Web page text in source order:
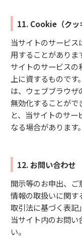
11. Cookie（クッ
当サイトのサービ
用することがありま
サイトのサービスの
上に資するもので
は、ウェブブラウ
無効化することが
と、当サイトのサ
なる場合があります。
12. お問い合わせ
開示等のお申出、ご
情報の取扱いに関す
取引法に基づく表記
当サイト内のお問
い。